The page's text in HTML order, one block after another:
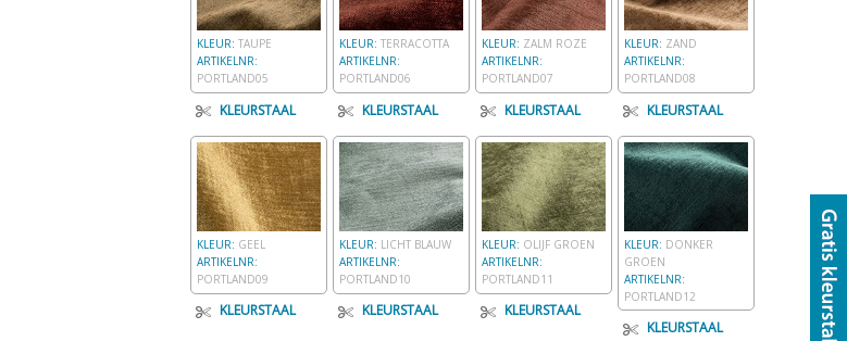
KLEUR:TAUPE
ARTIKELNR:
PORTLAND05
KLEURSTAAL
KLEUR:TERRACOTTA
ARTIKELNR:
PORTLAND06
KLEURSTAAL
KLEUR: ZALM ROZE
ARTIKELNR:
PORTLAND07
KLEURSTAAL
KLEUR: ZAND
ARTIKELNR:
PORTLAND08
KLEURSTAAL
KLEUR: GEEL
ARTIKELNR:
PORTLAND09
KLEURSTAAL
KLEUR: LICHT BLAUW
ARTIKELNR:
PORTLAND10
KLEURSTAAL
KLEUR: OLIJF GROEN
ARTIKELNR:
PORTLAND11
KLEURSTAAL
KLEUR: DONKER
GROEN
ARTIKELNR:
PORTLAND12
KLEURSTAAL